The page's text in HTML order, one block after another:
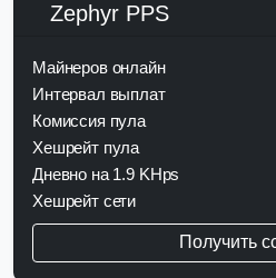
Zephyr PPS
Майнеров онлайн
Интервал выплат
Комиссия пула
Хешрейт пула
Дневно на 1.9 KHps
Хешрейт сети
Получить